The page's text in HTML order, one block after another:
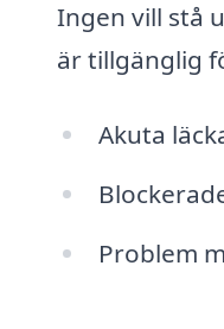
Ingen vill stå
är tillgänglig
Akuta
Problem